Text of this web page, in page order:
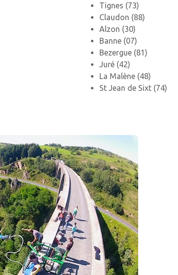
Tignes (73)
Claudon (88)
Alzon (30)
Banne (07)
Bezergue (81)
Juré (42)
La Malène (48)
St Jean de Sixt (74)